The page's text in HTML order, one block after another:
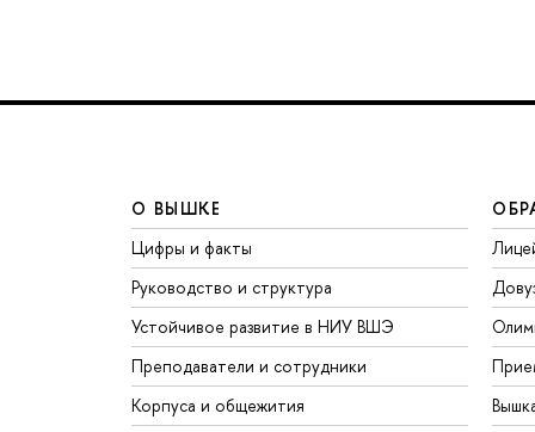
О ВЫШКЕ
Цифры и факты
Руководство и структура
Устойчивое развитие в НИУ ВШЭ
Преподаватели и сотрудники
Корпуса и общежития